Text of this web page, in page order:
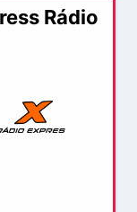
Rádio